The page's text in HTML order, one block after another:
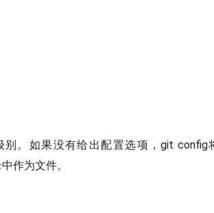
别。如果没有给出配置选项，git
作为文件。